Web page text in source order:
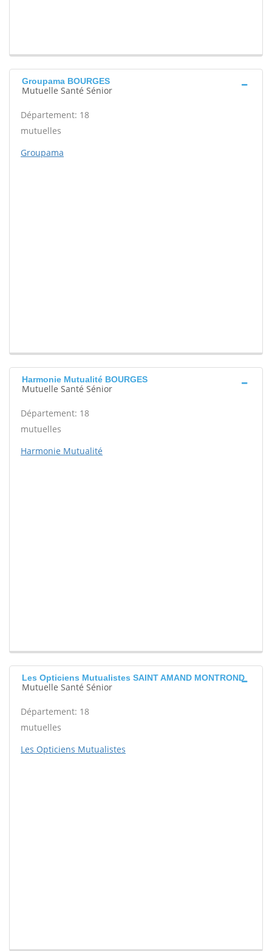
Groupama BOURGES
Mutuelle Santé Sénior
Département: 18
mutuelles
Groupama
Harmonie Mutualité BOURGES
Mutuelle Santé Sénior
Département: 18
mutuelles
Harmonie Mutualité
Les Opticiens Mutualistes SAINT AMAND MONTROND
Mutuelle Santé Sénior
Département: 18
mutuelles
Les Opticiens Mutualistes